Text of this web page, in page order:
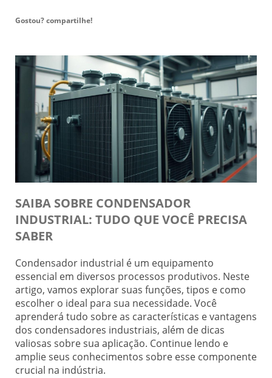
Gostou? compartilhe!
SAIBA SOBRE CONDENSADOR
INDUSTRIAL: TUDO QUE VOCÊ PRECISA
SABER
Condensador industrial é um equipamento
essencial em diversos processos produtivos. Neste
artigo, vamos explorar suas funções, tipos e como
escolher o ideal para sua necessidade. Você
aprenderá tudo sobre as características e vantagens
dos condensadores industriais, além de dicas
valiosas sobre sua aplicação. Continue lendo e
amplie seus conhecimentos sobre esse componente
crucial na indústria.